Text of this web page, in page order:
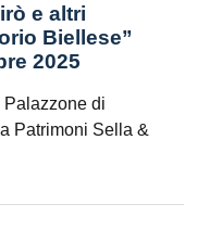
e altri
Biellese”
2025
di
Patrimoni Sella &